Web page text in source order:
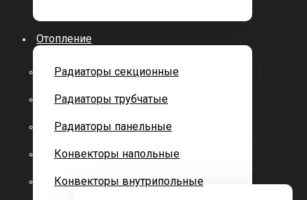
Отопление
Радиаторы секционные
Радиаторы трубчатые
Радиаторы панельные
Конвекторы напольные
Конвекторы внутрипольные